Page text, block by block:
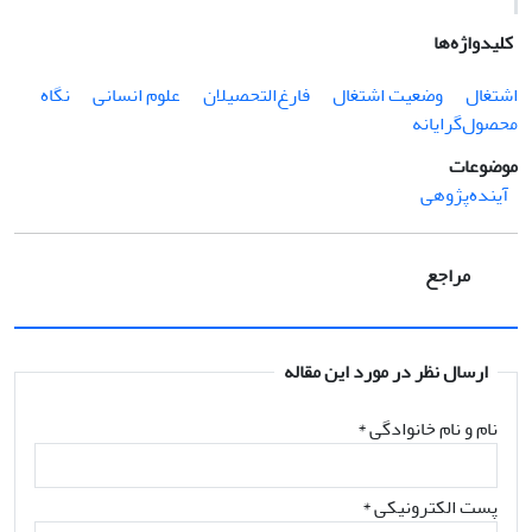
کلیدواژه‌ها
اشتغال
وضعیت اشتغال فارغ‌التحصیلان علوم ‌انسانی
نگاه
محصول‌گرایانه
موضوعات
آینده‌پژوهی
مراجع
ارسال نظر در مورد این مقاله
نام و نام خانوادگی*
پست الکترونیکی*